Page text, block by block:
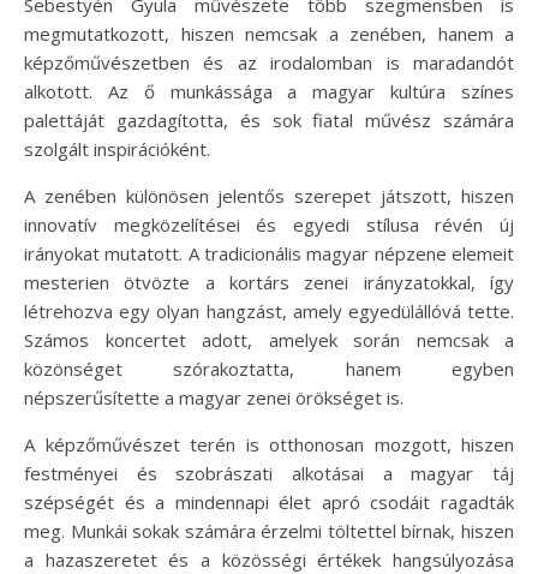
Sebestyén Gyula művészete több szegmensben is
megmutatkozott, hiszen nemcsak a zenében, hanem a
képzőművészetben és az irodalomban is maradandót
alkotott. Az ő munkássága a magyar kultúra színes
palettáját gazdagította, és sok fiatal művész számára
szolgált inspirációként.
A zenében különösen jelentős szerepet játszott, hiszen
innovatív megközelítései és egyedi stílusa révén új
irányokat mutatott. A tradicionális magyar népzene elemeit
mesterien ötvözte a kortárs zenei irányzatokkal, így
létrehozva egy olyan hangzást, amely egyedülállóvá tette.
Számos koncertet adott, amelyek során nemcsak a
közönséget szórakoztatta, hanem egyben
népszerűsítette a magyar zenei örökséget is.
A képzőművészet terén is otthonosan mozgott, hiszen
festményei és szobrászati alkotásai a magyar táj
szépségét és a mindennapi élet apró csodáit ragadták
meg. Munkái sokak számára érzelmi töltettel bírnak, hiszen
a hazaszeretet és a közösségi értékek hangsúlyozása